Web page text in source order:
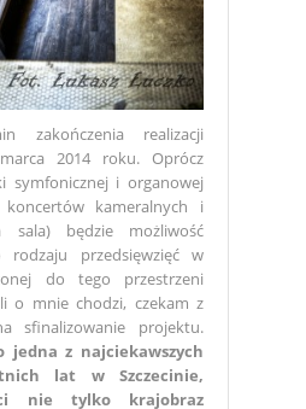
zakończenia realizacji
2014 roku. Oprócz
symfonicznej i organowej
kameralnych i
sala) będzie możliwość
rodzaju przedsięwzięć w
do tego przestrzeni
o mnie chodzi, czekam z
sfinalizowanie projektu.
jedna z najciekawszych
lat w Szczecinie,
nie tylko krajobraz